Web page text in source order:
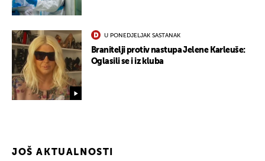
U PONEDJELJAK SASTANAK
Branitelji protiv nastupa Jelene Karleuše:
Oglasili se i iz kluba
JOŠ AKTUALNOSTI
UKLJUČITE NOTIFIKACIJE